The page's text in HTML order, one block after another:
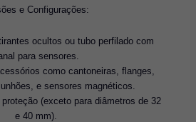
e Configurações:
ocultos ou tubo perfilado com
para sensores.
como cantoneiras, flanges,
e sensores magnéticos.
(exceto para diâmetros de 32
e 40 mm).